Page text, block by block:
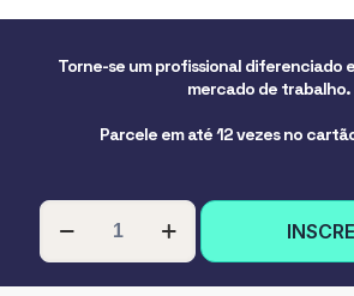
Torne-se um profissional diferenciado
mercado de trabalho.
Parcele em até 12 vezes no
PÓS-
GRADUAÇÃO
EM